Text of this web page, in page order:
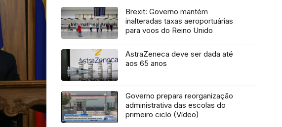
Brexit: Governo mantém
inalteradas taxas aeroportuárias
para voos do Reino Unido
AstraZeneca deve ser dada até
aos 65 anos
Governo prepara reorganização
administrativa das escolas do
primeiro ciclo (Vídeo)